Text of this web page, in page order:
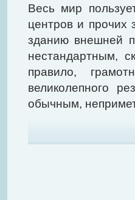
Весь мир
центров и прочих
зданию внешней
нестандартным,
правило,
великолепного
обычным,